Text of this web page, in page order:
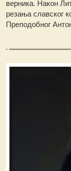
верника. Након
резања славског
Преподобног